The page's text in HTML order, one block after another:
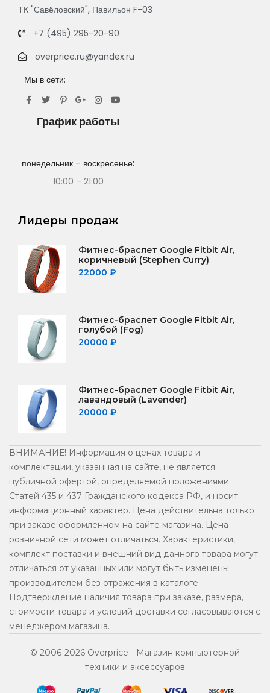
ТК "Савёловский", Павильон F-03
+7 (495) 295-20-90
overprice.ru@yandex.ru
Мы в сети:
График работы
понедельник – воскресенье:
10:00 – 21:00
Лидеры продаж
Фитнес-браслет Google Fitbit Air,
коричневый (Stephen Curry)
22000 ₽
Фитнес-браслет Google Fitbit Air,
голубой (Fog)
20000 ₽
Фитнес-браслет Google Fitbit Air,
лавандовый (Lavender)
20000 ₽
ВНИМАНИЕ! Информация о ценах товара и
комплектации, указанная на сайте, не является
публичной офертой, определяемой положениями
Статей 435 и 437 Гражданского кодекса РФ, и носит
информационный характер. Цена действительна только
при заказе оформленном на сайте магазина. Цена
розничной сети может отличаться. Xарактеристики,
комплект поставки и внешний вид данного товара могут
отличаться от указанных или могут быть изменены
производителем без отражения в каталоге.
Подтверждение наличия товара при заказе, размера,
стоимости товара и условий доставки согласовываются с
менеджером магазина.
© 2006-2026 Overprice - Магазин компьютерной
техники и аксессуаров